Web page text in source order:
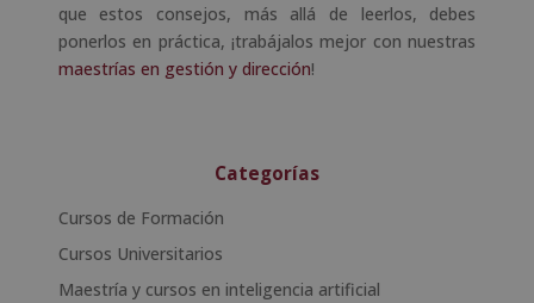
que estos consejos, más allá de leerlos, debes
ponerlos en práctica, ¡trabájalos mejor con nuestras
maestrías en gestión y dirección!
Categorías
Cursos de Formación
Cursos Universitarios
Maestría y cursos en inteligencia artificial